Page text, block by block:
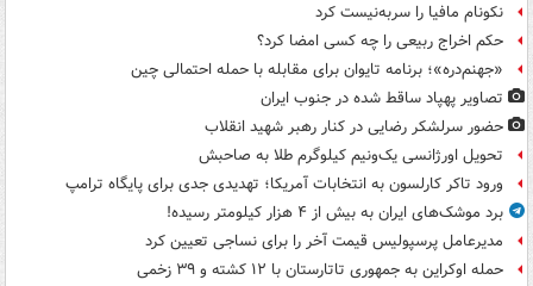
نکونام مافیا را سربه‌نیست کرد
حکم اخراج ربیعی را چه کسی امضا کرد؟
«جهنم‌دره»؛ برنامه تایوان برای مقابله با حمله احتمالی چین
تصاویر پهپاد ساقط شده در جنوب ایران
حضور سرلشکر رضایی در کنار رهبر شهید انقلاب
تحویل اورژانسی یک‌ونیم کیلوگرم طلا به صاحبش
ورود تاکر کارلسون به انتخابات آمریکا؛ تهدیدی جدی برای پایگاه ترامپ
برد موشک‌های ایران به بیش از ۴ هزار کیلومتر رسیده!
مدیرعامل پرسپولیس قیمت آخر را برای نساجی تعیین کرد
حمله اوکراین به جمهوری تاتارستان با ۱۲ کشته و ۳۹ زخمی